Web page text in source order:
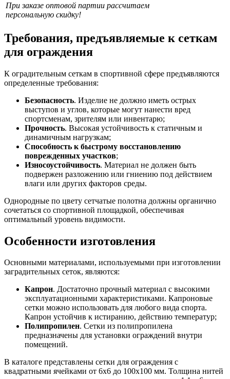
При заказе оптовой партии рассчитаем
персональную скидку!
Требования, предъявляемые к сеткам
для ограждения
К оградительным сеткам в спортивной сфере предъявляются
определенные требования:
Безопасность. Изделие не должно иметь острых
выступов и углов, которые могут нанести вред
спортсменам, зрителям или инвентарю;
Прочность. Высокая устойчивость к статичным и
динамичным нагрузкам;
Способность к быстрому восстановлению
поврежденных участков;
Износоустойчивость. Материал не должен быть
подвержен разложению или гниению под действием
влаги или других факторов среды.
Однородные по цвету сетчатые полотна должны органично
сочетаться со спортивной площадкой, обеспечивая
оптимальный уровень видимости.
Особенности изготовления
Основными материалами, используемыми при изготовлении
заградительных сеток, являются:
Капрон. Достаточно прочный материал с высокими
эксплуатационными характеристиками. Капроновые
сетки можно использовать для любого вида спорта.
Капрон устойчив к истиранию, действию температур;
Полипропилен. Сетки из полипропилена
предназначены для установки ограждений внутри
помещений.
В каталоге представлены сетки для ограждения с
квадратными ячейками от 6х6 до 100х100 мм. Толщина нитей